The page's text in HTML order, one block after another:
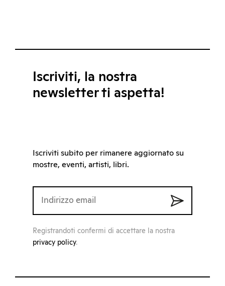
Iscriviti, la nostra
newsletter ti aspetta!
Iscriviti subito per rimanere aggiornato su
mostre, eventi, artisti, libri.
Registrandoti confermi di accettare la nostra
privacy policy.